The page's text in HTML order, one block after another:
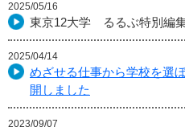
2025/05/16
東京12大学 るるぶ特別編
2025/04/14
めざせる仕事から学校を選
開しました
2023/09/07